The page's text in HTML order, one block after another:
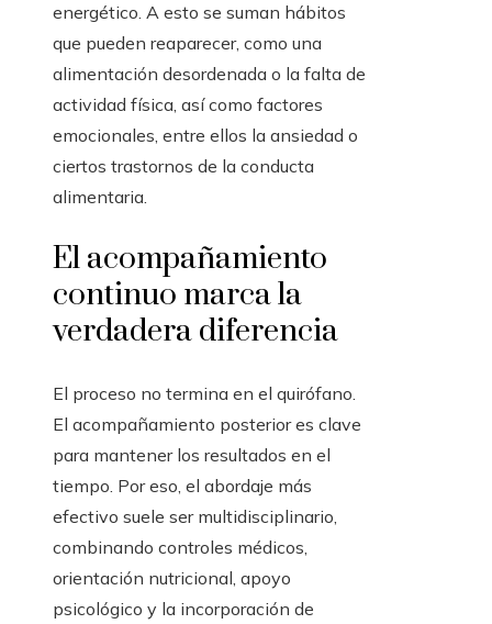
energético. A esto se suman hábitos
que pueden reaparecer, como una
alimentación desordenada o la falta de
actividad física, así como factores
emocionales, entre ellos la ansiedad o
ciertos trastornos de la conducta
alimentaria.
El acompañamiento
continuo marca la
verdadera diferencia
El proceso no termina en el quirófano.
El acompañamiento posterior es clave
para mantener los resultados en el
tiempo. Por eso, el abordaje más
efectivo suele ser multidisciplinario,
combinando controles médicos,
orientación nutricional, apoyo
psicológico y la incorporación de